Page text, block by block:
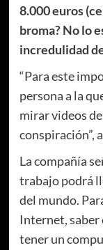
8.000 euros
broma? No lo
incredulidad
“Para este
persona a la
mirar videos
conspiración”,
La compañía
trabajo podrá
del mundo.
Internet, saber
tener un